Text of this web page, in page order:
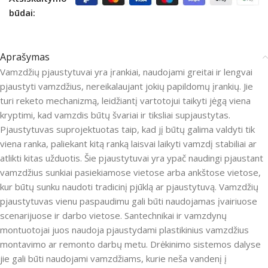
būdai:
Aprašymas
Vamzdžių pjaustytuvai yra įrankiai, naudojami greitai ir lengvai
pjaustyti vamzdžius, nereikalaujant jokių papildomų įrankių. Jie
turi reketo mechanizmą, leidžiantį vartotojui taikyti jėgą viena
kryptimi, kad vamzdis būtų švariai ir tiksliai supjaustytas.
Pjaustytuvas suprojektuotas taip, kad jį būtų galima valdyti tik
viena ranka, paliekant kitą ranką laisvai laikyti vamzdį stabiliai ar
atlikti kitas užduotis. Šie pjaustytuvai yra ypač naudingi pjaustant
vamzdžius sunkiai pasiekiamose vietose arba ankštose vietose,
kur būtų sunku naudoti tradicinį pjūklą ar pjaustytuvą. Vamzdžių
pjaustytuvas vienu paspaudimu gali būti naudojamas įvairiuose
scenarijuose ir darbo vietose. Santechnikai ir vamzdynų
montuotojai juos naudoja pjaustydami plastikinius vamzdžius
montavimo ar remonto darbų metu. Drėkinimo sistemos dalyse
jie gali būti naudojami vamzdžiams, kurie neša vandenį į